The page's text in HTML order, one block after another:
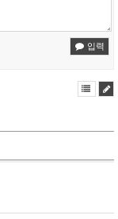
입력